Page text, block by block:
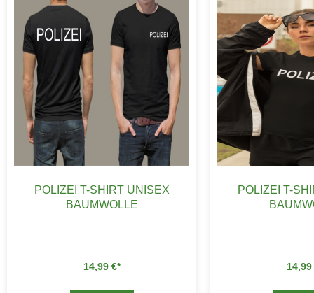
POLIZEI T-SHIRT UNISEX
BAUMWOLLE
14,99 €
POLIZEI T-
14,99